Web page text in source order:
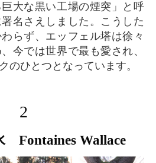
大な黒い工場の煙突」と呼
名さえしました。こうした
らず、エッフェル塔は徐々
今では世界で最も愛され、
のひとつとなっています。
2
Fontaines Wallace